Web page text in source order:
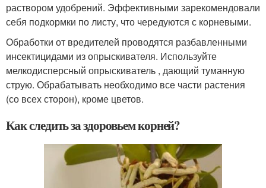
раствором удобрений. Эффективными зарекомендовали
себя подкормки по листу, что чередуются с корневыми.
Обработки от вредителей проводятся разбавленными
инсектицидами из опрыскивателя. Используйте
мелкодисперсный опрыскиватель , дающий туманную
струю. Обрабатывать необходимо все части растения
(со всех сторон), кроме цветов.
Как следить за здоровьем корней?